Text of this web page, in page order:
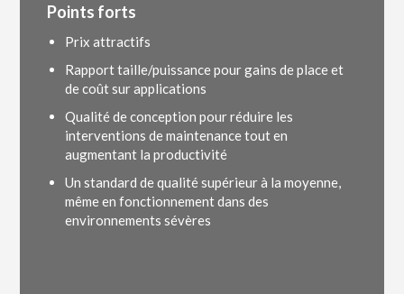
Points forts
Prix attractifs
Rapport taille/puissance pour gains de place et
de coût sur applications
Qualité de conception pour réduire les
interventions de maintenance tout en
augmentant la productivité
Un standard de qualité supérieur à la moyenne,
même en fonctionnement dans des
environnements sévères